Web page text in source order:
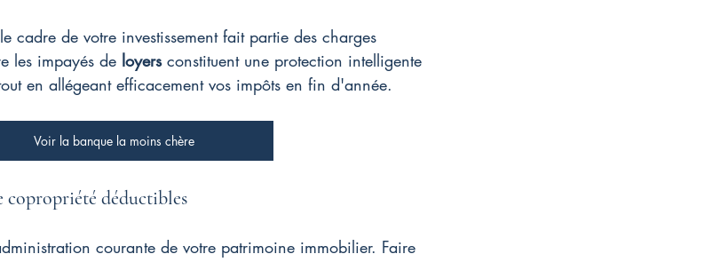
cadre de votre investissement fait partie des charges
les impayés de loyers constituent une protection intelligente
en allégeant efficacement vos impôts en fin d'année.
Voir la banque la moins chère
copropriété déductibles
courante de votre patrimoine immobilier. Faire